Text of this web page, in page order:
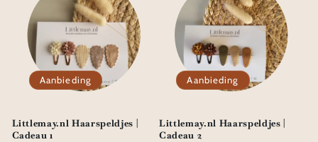
Aanbieding
Littlemay.nl Haarspeldjes |
Cadeau 1
Aanbieding
Littlemay.nl Haarspeldjes |
Cadeau 2